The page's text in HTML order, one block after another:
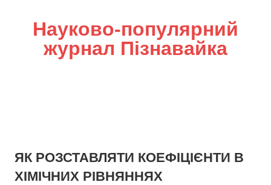
Науково-популярний
журнал Пізнавайка
ЯК РОЗСТАВЛЯТИ КОЕФІЦІЄНТИ В
ХІМІЧНИХ РІВНЯННЯХ